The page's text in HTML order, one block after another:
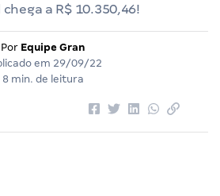
a R$ 10.350,46!
Por Equipe Gran
em 29/09/22
8 min. de leitura